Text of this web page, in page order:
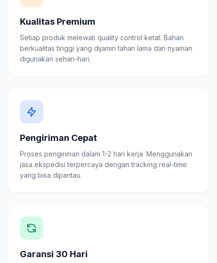
Kualitas Premium
Setiap produk melewati quality control ketat. Bahan
berkualitas tinggi yang dijamin tahan lama dan nyaman
digunakan sehari-hari.
Pengiriman Cepat
Proses pengiriman dalam 1-2 hari kerja. Menggunakan
jasa ekspedisi terpercaya dengan tracking real-time
yang bisa dipantau.
Garansi 30 Hari